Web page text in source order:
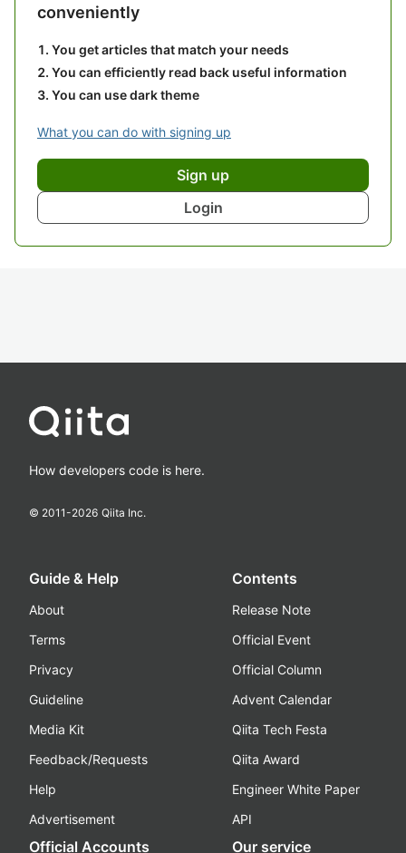
conveniently
You get articles that match your needs
You can efficiently read back useful information
You can use dark theme
What you can do with signing up
Sign up
Login
How developers code is here.
© 2011-2026 Qiita Inc.
Guide & Help
About
Terms
Privacy
Guideline
Media Kit
Feedback/Requests
Help
Advertisement
Contents
Release Note
Official Event
Official Column
Advent Calendar
Qiita Tech Festa
Qiita Award
Engineer White Paper
API
Official Accounts Our service